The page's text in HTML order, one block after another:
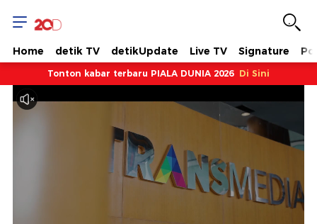
Home detik TV detikUpdate Live TV Signature
Tonton kabar terbaru PIALA DUNIA 2026 Di Sini